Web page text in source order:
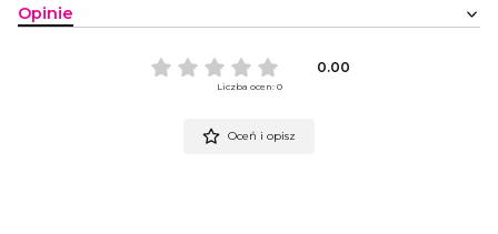
Opinie
0.00
Liczba ocen: 0
Oceń i opisz